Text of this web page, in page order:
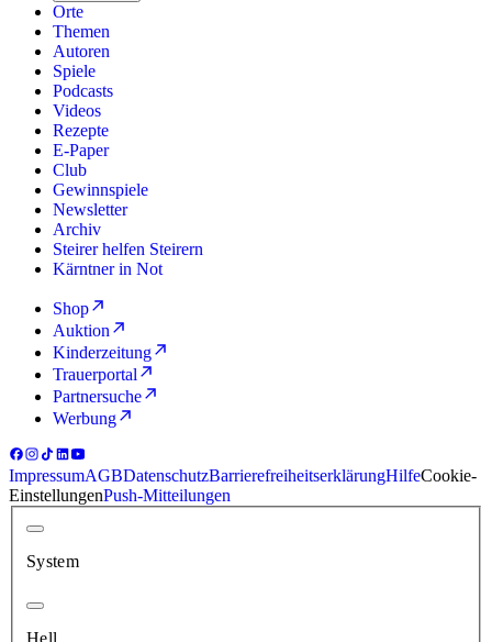
Orte
Themen
Autoren
Spiele
Podcasts
Videos
Rezepte
E-Paper
Club
Gewinnspiele
Newsletter
Archiv
Steirer helfen Steirern
Kärntner in Not
Shop
Auktion
Kinderzeitung
Trauerportal
Partnersuche
Werbung
ImpressumAGBDatenschutzBarrierefreiheitserklärungHilfeCookie-
EinstellungenPush-Mitteilungen
System